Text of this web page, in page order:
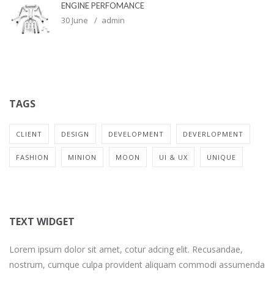
ENGINE PERFOMANCE
30 June admin
TAGS
CLIENT DESIGN DEVELOPMENT DEVERLOPMENT
FASHION MINION MOON UI & UX UNIQUE
TEXT WIDGET
Lorem ipsum dolor sit amet, cotur adcing elit. Recusandae,
nostrum, cumque culpa provident aliquam commodi assumenda